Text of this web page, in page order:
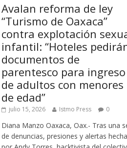
Avalan reforma de ley
“Turismo de Oaxaca”
contra explotación
infantil: “Hoteles
documentos de
parentesco para ingreso
de adultos con menores
de edad”
julio 15, 2026 Istmo Press 0
Diana Manzo Oaxaca, Oax.- Tras una
de denuncias, presiones y alertas